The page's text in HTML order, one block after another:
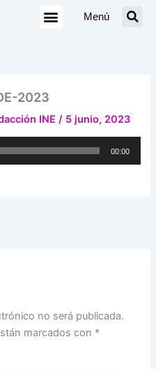
Menú
2023
INE/ 5 junio, 2023
00:00
no será publicada.
marcados con *